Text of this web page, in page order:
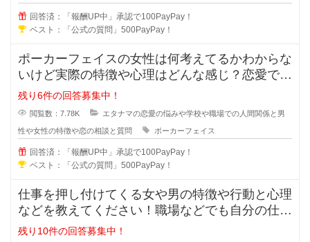
回答済：「報酬UP中」承認で100PayPay！
ベスト：「公式の質問」500PayPay！
ポーカーフェイスの女性は何考えてるかわからな
いけど実際の特徴や心理はどんな感じ？恋愛では
ポーカーフェイスの女性ってモテる
残り6件の回答募集中！
閲覧数：7.78K エタナマの恋愛の悩みや学校や職場での人間関係と男
性や女性の特徴や恋の相談と質問 ポーカーフェイス
回答済：「報酬UP中」承認で100PayPay！
ベスト：「公式の質問」500PayPay！
仕事を押し付けてくる女や男の特徴や行動と心理
などを教えてください！職場などでも自分の仕事
なのに人に押し付けてくる人ってい
残り10件の回答募集中！